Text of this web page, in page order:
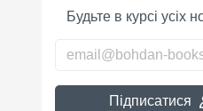
Будьте в курсі усіх
Підписатися